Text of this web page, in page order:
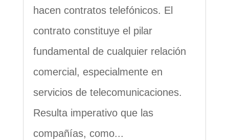
hacen contratos telefónicos. El
contrato constituye el pilar
fundamental de cualquier relación
comercial, especialmente en
servicios de telecomunicaciones.
Resulta imperativo que las
compañías, como...